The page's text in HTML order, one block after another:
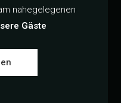
nahegelegenen
Gäste